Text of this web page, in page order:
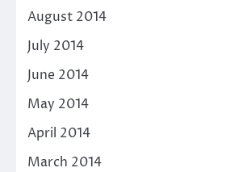
August 2014
July 2014
June 2014
May 2014
April 2014
March 2014